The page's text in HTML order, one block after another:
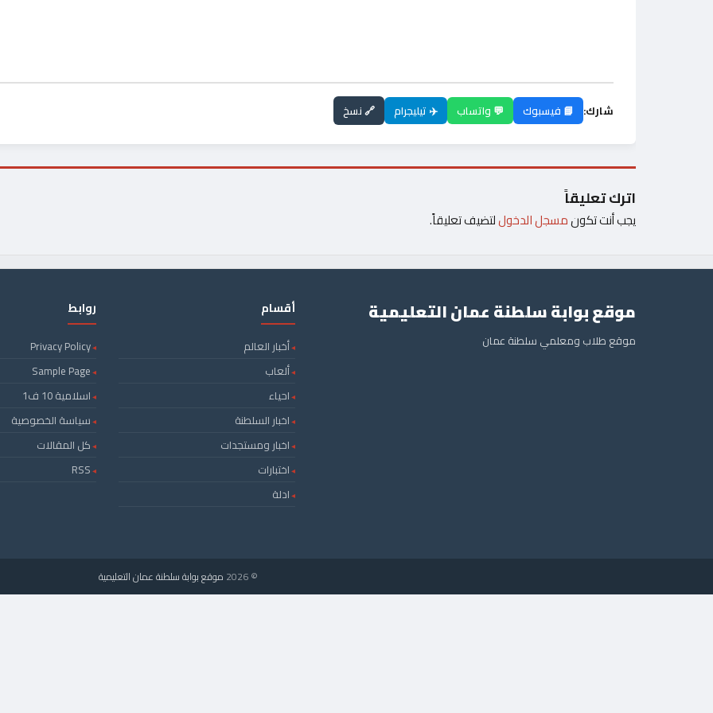
شارك: 📘 فيسبوك 💬 واتساب ✈️ تيليجرام 🔗 نسخ
اترك تعليقاً
يجب أنت تكونمسجل الدخوللتضيف تعليقاً.
موقع بوابة سلطنة عمان التعليمية
موقع طلاب ومعلمي سلطنة عمان
أقسام
أخبار العالم
ألعاب
احياء
اخبار السلطنة
اخبار ومستجدات
اختبارات
ادلة
روابط
Privacy Policy
Sample Page
اسلامية 10 ف1
سياسة الخصوصية
كل المقالات
RSS
© 2026 موقع بوابة سلطنة عمان التعليمية